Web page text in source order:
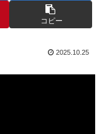
コピー
2025.10.25